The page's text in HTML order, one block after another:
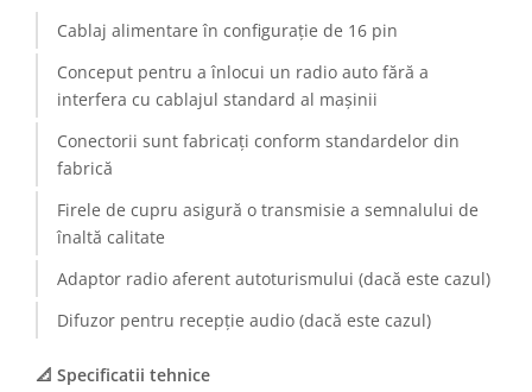
Camere înregistrare trafic
Accesorii multimedia
Conectică Auto
Conectică Auto
Conectică Audi
Conectică BMW
Conectică Volkswagen
Conectică Mercedes Benz
Cablaj alimentare în configurație de 16 pin
Conceput pentru a înlocui un radio auto fără a
interfera cu cablajul standard al mașinii
Conectorii sunt fabricați conform standardelor din
fabrică
Firele de cupru asigură o transmisie a semnalului de
înaltă calitate
Adaptor radio aferent autoturismului (dacă este cazul)
Difuzor pentru recepție audio (dacă este cazul)
📐 Specificatii tehnice